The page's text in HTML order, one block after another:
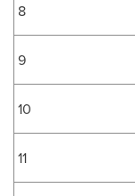
8
9
10
11